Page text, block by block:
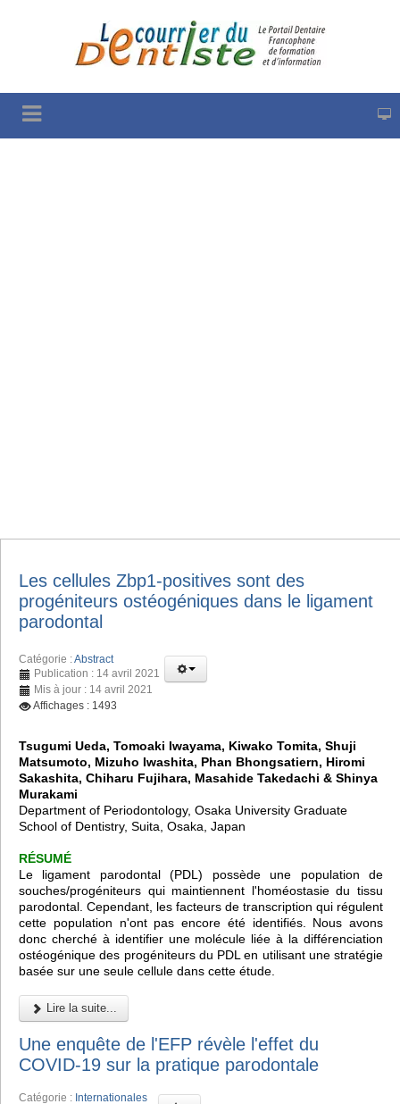
Les cellules Zbp1-positives sont des
progéniteurs ostéogéniques dans le ligament
parodontal
Catégorie :Abstract
Publication : 14 avril 2021
Mis à jour : 14 avril 2021
Affichages : 1493
Tsugumi Ueda, Tomoaki Iwayama, Kiwako Tomita, Shuji
Matsumoto, Mizuho Iwashita, Phan Bhongsatiern, Hiromi
Sakashita, Chiharu Fujihara, Masahide Takedachi & Shinya
Murakami
Department of Periodontology, Osaka University Graduate
School of Dentistry, Suita, Osaka, Japan
RÉSUMÉ
Le ligament parodontal (PDL) possède une population de
souches/progéniteurs qui maintiennent l'homéostasie du tissu
parodontal. Cependant, les facteurs de transcription qui régulent
cette population n'ont pas encore été identifiés. Nous avons
donc cherché à identifier une molécule liée à la différenciation
ostéogénique des progéniteurs du PDL en utilisant une stratégie
basée sur une seule cellule dans cette étude.
Lire la suite...
Une enquête de l'EFP révèle l'effet du
COVID-19 sur la pratique parodontale
Catégorie : Internationales